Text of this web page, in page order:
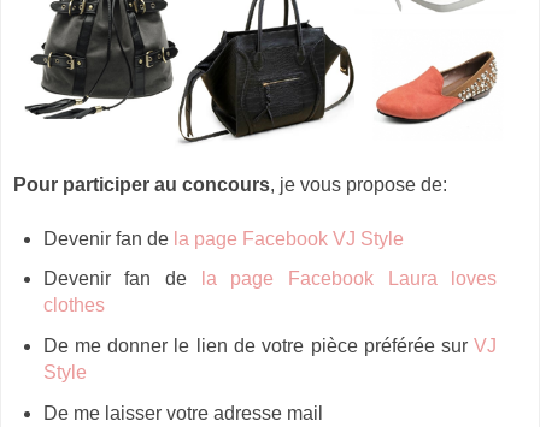
Pour participer au concours, je vous propose de:
Devenir fan de la page Facebook VJ Style
Devenir fan de
la page Facebook Laura loves
clothes
De me donner le lien de votre pièce préférée sur VJ
Style
De me laisser votre adresse mail